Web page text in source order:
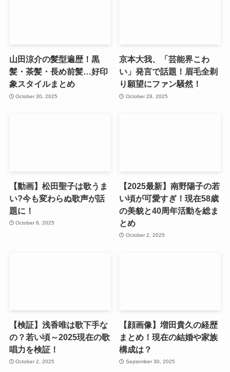
山田涼介の髪型遍歴！黒
髪・茶髪・長め前髪…好印
象スタイルまとめ
October 30, 2025
京本大我、「芸能界こわ
い」発言で話題！眉毛全剃
り願望にファン騒然！
October 28, 2025
【動画】松田聖子は歌うま
い?今も変わらぬ歌声が話
題に！
October 6, 2025
【2025最新】南野陽子の若
い頃が可愛すぎ！現在58歳
の美貌と40周年活動を総ま
とめ
October 2, 2025
【検証】浅香唯は歌下手な
の？若い頃～2025現在の歌
唱力を検証！
October 2, 2025
【顔画像】増田貴久の経歴
まとめ！現在の結婚や家族
構成は？
September 30, 2025